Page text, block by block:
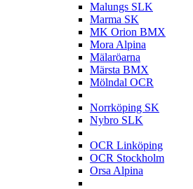
Malungs SLK
Marma SK
MK Orion BMX
Mora Alpina
Mälaröarna
Märsta BMX
Mölndal OCR
Norrköping SK
Nybro SLK
OCR Linköping
OCR Stockholm
Orsa Alpina